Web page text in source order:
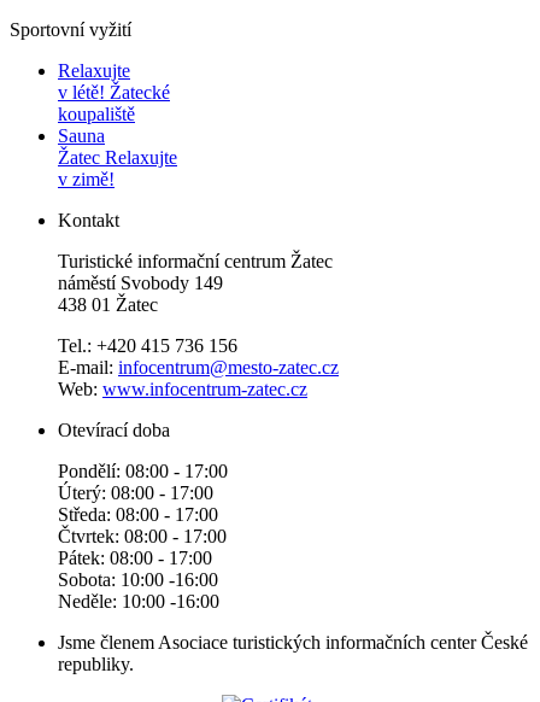
Sportovní vyžití
Relaxujte
v létě! Žatecké
koupaliště
Sauna
Žatec Relaxujte
v zimě!
Kontakt
Turistické informační centrum Žatec
náměstí Svobody 149
438 01 Žatec
Tel.: +420 415 736 156
E-mail: infocentrum@mesto-zatec.cz
Web: www.infocentrum-zatec.cz
Otevírací doba
Pondělí: 08:00 - 17:00
Úterý: 08:00 - 17:00
Středa: 08:00 - 17:00
Čtvrtek: 08:00 - 17:00
Pátek: 08:00 - 17:00
Sobota: 10:00 -16:00
Neděle: 10:00 -16:00
Jsme členem Asociace turistických informačních center České
republiky.